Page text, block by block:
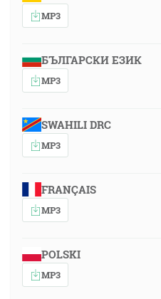
MP3
БЪЛГАРСКИ ЕЗИК
MP3
SWAHILI DRC
MP3
FRANÇAIS
MP3
POLSKI
MP3